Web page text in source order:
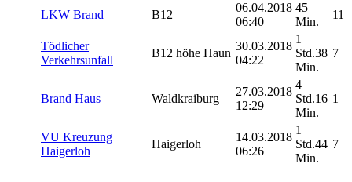
LKW Brand B12
06.04.2018
06:40
45
Min.
11
Tödlicher
Verkehrsunfall
B12 höhe Haun
30.03.2018
04:22
1
Std.38
Min.
7
Brand Haus Waldkraiburg
27.03.2018
12:29
4
Std.16
Min.
1
VU Kreuzung
Haigerloh
Haigerloh
14.03.2018
06:26
1
Std.44
Min.
7